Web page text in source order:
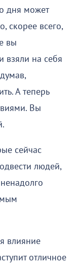
дня может
скорее всего,
вы
взяли на себя
А теперь
Вы
сейчас
людей,
влияние
отличное